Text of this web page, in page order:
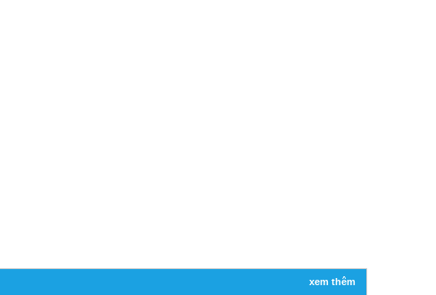
xem thêm